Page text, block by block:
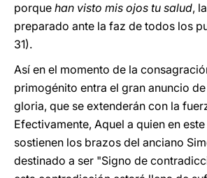
porque han visto mis ojos tu salud,
preparado ante la faz de todos los
31).
Así en el momento de la
primogénito entra el gran anuncio
gloria, que se extenderán con la
Efectivamente, Aquel a quien en
sostienen los brazos del anciano
destinado a ser "Signo de